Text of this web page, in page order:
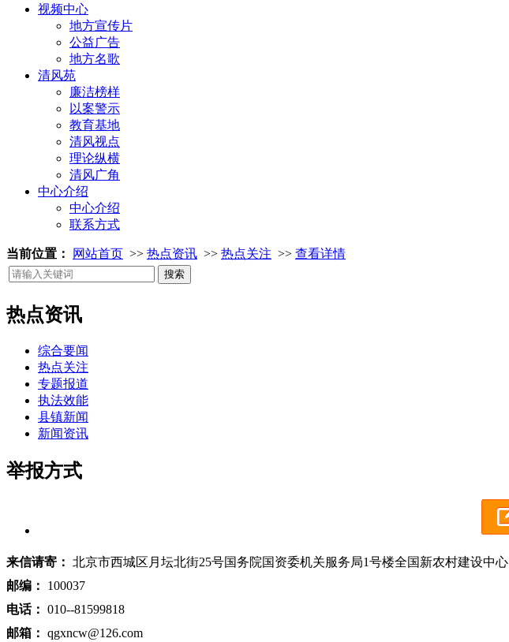
视频中心
地方宣传片
公益广告
地方名歌
清风苑
廉洁榜样
以案警示
教育基地
清风视点
理论纵横
清风广角
中心介绍
中心介绍
联系方式
当前位置： 网站首页 >> 热点资讯 >> 热点关注 >> 查看详情
热点资讯
综合要闻
热点关注
专题报道
执法效能
县镇新闻
新闻资讯
举报方式
来信请寄： 北京市西城区月坛北街25号国务院国资委机关服务局1号楼全国新农村建设中心
邮编： 100037
电话： 010--81599818
邮箱： qgxncw@126.com